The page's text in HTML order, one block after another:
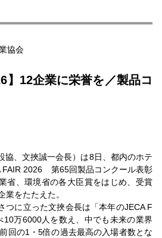
協会
】12企業に栄誉を／製品コ
、文挾誠一会長）は8日、都内のホテ
2026 第65回製品コンクール表彰
省、環境省の各大臣賞をはじめ、受賞
業をたたえた。
に立った文挾会長は「本年のJECA F
10万6000人を数え、中でも未来の業界
回の1・5倍の過去最高の入場者数とな